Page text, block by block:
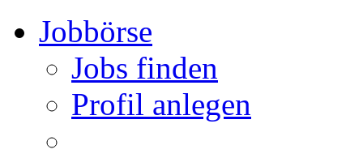
Jobbörse
Jobs finden
Profil anlegen